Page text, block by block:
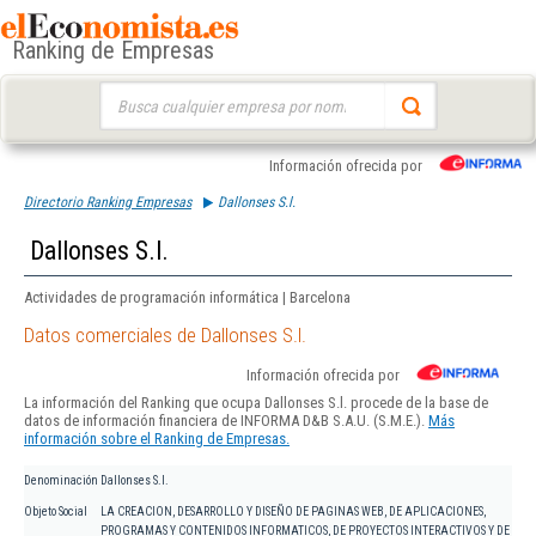
Ranking de Empresas
Información ofrecida por
Directorio Ranking Empresas Dallonses S.l.
Dallonses S.l.
Actividades de programación informática | Barcelona
Datos comerciales de Dallonses S.l.
Información ofrecida por
La información del Ranking que ocupa Dallonses S.l. procede de la base de
datos de información financiera de INFORMA D&B S.A.U. (S.M.E.). Más
información sobre el Ranking de Empresas.
Denominación Dallonses S.l.
Objeto Social
LA CREACION, DESARROLLO Y DISEÑO DE PAGINAS WEB, DE APLICACIONES,
PROGRAMAS Y CONTENIDOS INFORMATICOS, DE PROYECTOS INTERACTIVOS Y DE